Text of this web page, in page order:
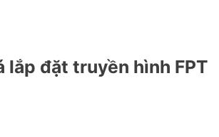
lắp đặt truyền hình FPT